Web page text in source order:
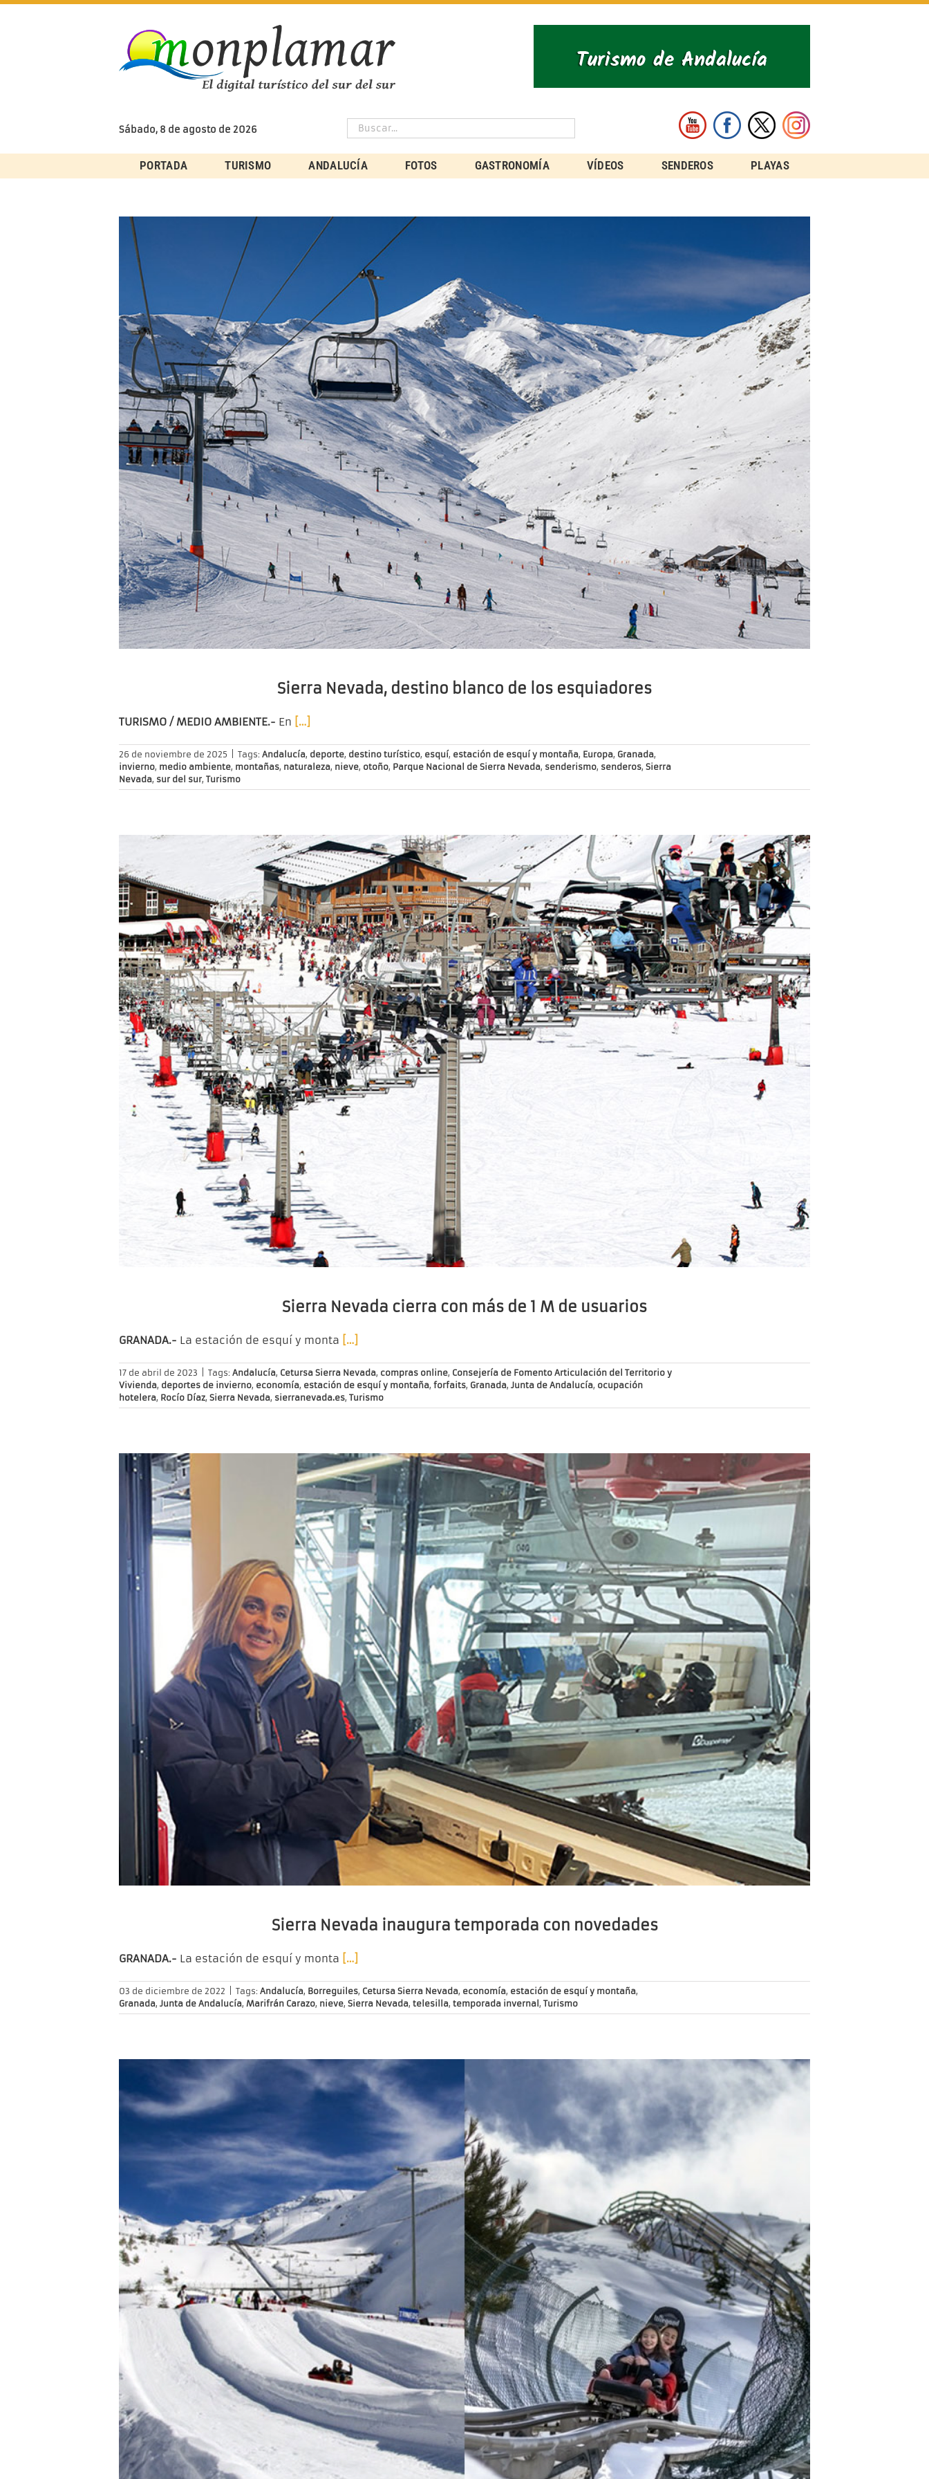
Skip
Sábado, 8 de agosto de 2026
PORTADA TURISMO ANDALUCÍA FOTOS GASTRONOMÍA VÍDEOS SENDEROS PLAYAS
Sierra Nevada, destino blanco de los esquiadores
TURISMO / MEDIO AMBIENTE.- En […]
26 de noviembre de 2025 Tags: Andalucía, deporte, destino turístico, esquí, estación de esquí y montaña, Europa, Granada,
invierno, medio ambiente, montañas, naturaleza, nieve, otoño, Parque Nacional de Sierra Nevada, senderismo, senderos, Sierra
Nevada, sur del sur, Turismo
Sierra Nevada cierra con más de 1 M de usuarios
GRANADA.- La estación de esquí y monta […]
17 de abril de 2023 Tags: Andalucía, Cetursa Sierra Nevada, compras online, Consejería de Fomento Articulación del Territorio y
Vivienda, deportes de invierno, economía, estación de esquí y montaña, forfaits, Granada, Junta de Andalucía, ocupación
hotelera, Rocío Díaz, Sierra Nevada, sierranevada.es, Turismo
Sierra Nevada inaugura temporada con novedades
GRANADA.- La estación de esquí y monta […]
03 de diciembre de 2022 Tags: Andalucía, Borreguiles, Cetursa Sierra Nevada, economía, estación de esquí y montaña,
Granada, Junta de Andalucía, Marifrán Carazo, nieve, Sierra Nevada, telesilla, temporada invernal , Turismo